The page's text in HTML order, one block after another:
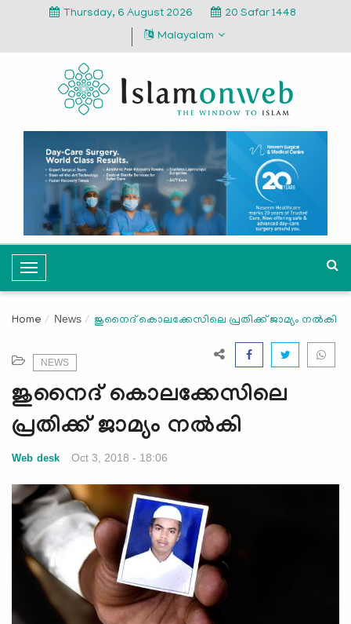
Thursday, 6 August 2026
20 Safar 1448
Malayalam
T
o
g
a
v
i
g
t
i
o
n
Home News ജുനൈദ് കൊലക്കേസിലെ പ്രതിക്ക് ജാമ്യം നല്‍കി
NEWS
ജുനൈദ് കൊലക്കേസിലെ
പ്രതിക്ക് ജാമ്യം നല്‍കി
Web desk Oct 3, 2018 - 18:06